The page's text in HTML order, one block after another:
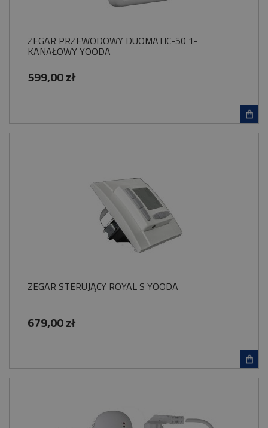
ZEGAR PRZEWODOWY DUOMATIC-50 1-
KANAŁOWY YOODA
599,00 zł
ZEGAR STERUJĄCY ROYAL S YOODA
679,00 zł